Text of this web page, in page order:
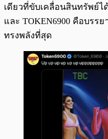
เดียวที่ขับเคลื่อนสินทรัพย์ไ
และ TOKEN6900 คือบรร
ทรงพลังที่สุด